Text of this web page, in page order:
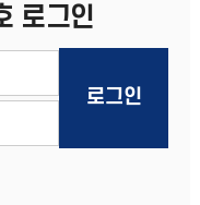
로그인